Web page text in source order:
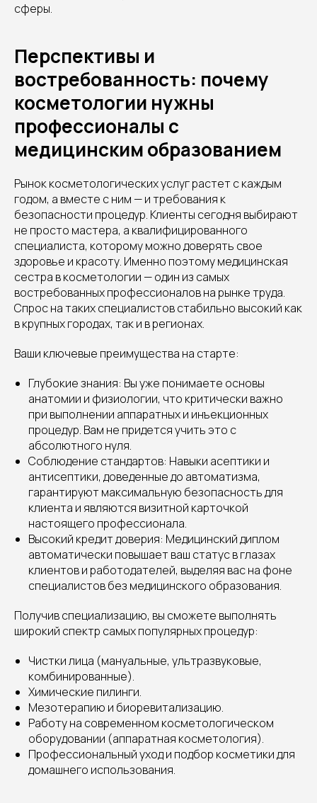
сферы.
Перспективы и
востребованность: почему
косметологии нужны
профессионалы с
медицинским образованием
Рынок косметологических услуг растет с каждым
годом, а вместе с ним — и требования к
безопасности процедур. Клиенты сегодня выбирают
не просто мастера, а квалифицированного
специалиста, которому можно доверять свое
здоровье и красоту. Именно поэтому медицинская
сестра в косметологии — один из самых
востребованных профессионалов на рынке труда.
Спрос на таких специалистов стабильно высокий как
в крупных городах, так и в регионах.
Ваши ключевые преимущества на старте:
Глубокие знания: Вы уже понимаете основы
анатомии и физиологии, что критически важно
при выполнении аппаратных и инъекционных
процедур. Вам не придется учить это с
абсолютного нуля.
Соблюдение стандартов: Навыки асептики и
антисептики, доведенные до автоматизма,
гарантируют максимальную безопасность для
клиента и являются визитной карточкой
настоящего профессионала.
Высокий кредит доверия: Медицинский диплом
автоматически повышает ваш статус в глазах
клиентов и работодателей, выделяя вас на фоне
специалистов без медицинского образования.
Получив специализацию, вы сможете выполнять
широкий спектр самых популярных процедур:
Чистки лица (мануальные, ультразвуковые,
комбинированные).
Химические пилинги.
Мезотерапию и биоревитализацию.
Работу на современном косметологическом
оборудовании (аппаратная косметология).
Профессиональный уход и подбор косметики для
домашнего использования.